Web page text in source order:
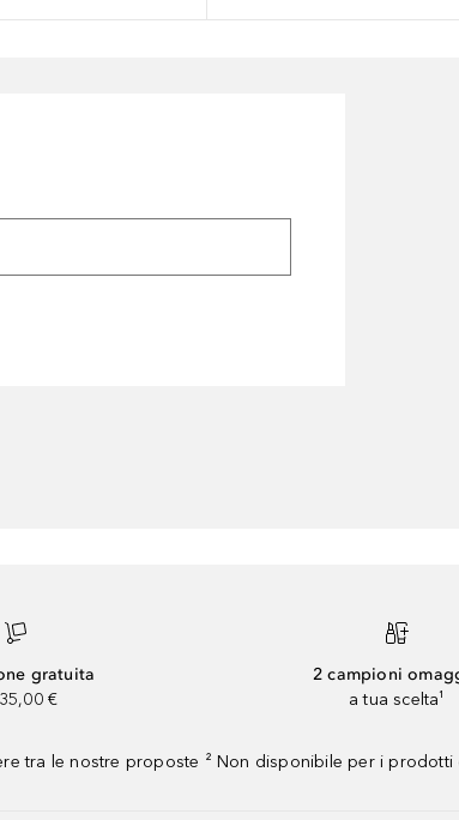
gratuita
€
2 campioni
a tua scelta¹
tra le nostre proposte ² Non disponibile per i prodotti